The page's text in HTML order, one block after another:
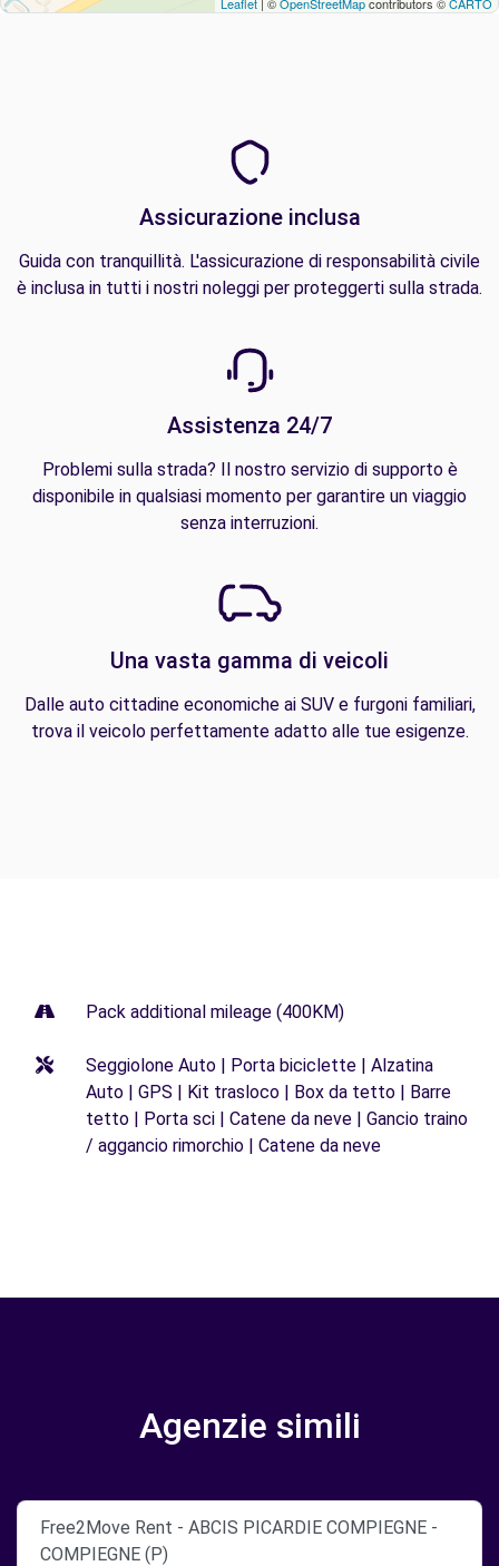
Assicurazione inclusa
Guida con tranquillità. L'assicurazione di responsabilità civile
è inclusa in tutti i nostri noleggi per proteggerti sulla strada.
Assistenza 24/7
Problemi sulla strada? Il nostro servizio di supporto è
disponibile in qualsiasi momento per garantire un viaggio
senza interruzioni.
Una vasta gamma di veicoli
Dalle auto cittadine economiche ai SUV e furgoni familiari,
trova il veicolo perfettamente adatto alle tue esigenze.
Pack additional mileage (400KM)
Seggiolone Auto | Porta biciclette | Alzatina
Auto | GPS | Kit trasloco | Box da tetto | Barre
tetto | Porta sci | Catene da neve | Gancio traino
/ aggancio rimorchio | Catene da neve
Agenzie simili
Free2Move Rent - ABCIS PICARDIE COMPIEGNE -
COMPIEGNE (P)